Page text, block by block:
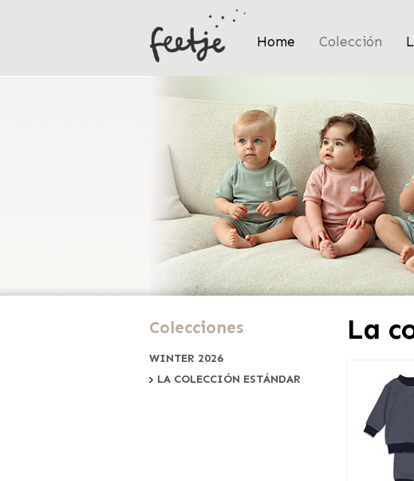
Home Colección
Colecciones
WINTER 2026
LA COLECCIÓN ESTÁNDAR
La